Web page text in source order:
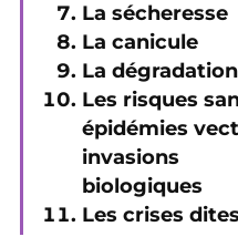
La sécheresse
La canicule
La
Les risques
épidémies
invasions
biologiques
Les crises